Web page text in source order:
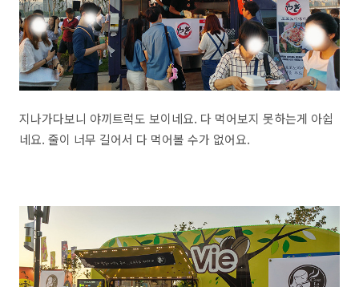
지나가다보니 야끼트럭도 보이네요. 다 먹어보지 못하는게 아쉽
네요. 줄이 너무 길어서 다 먹어볼 수가 없어요.